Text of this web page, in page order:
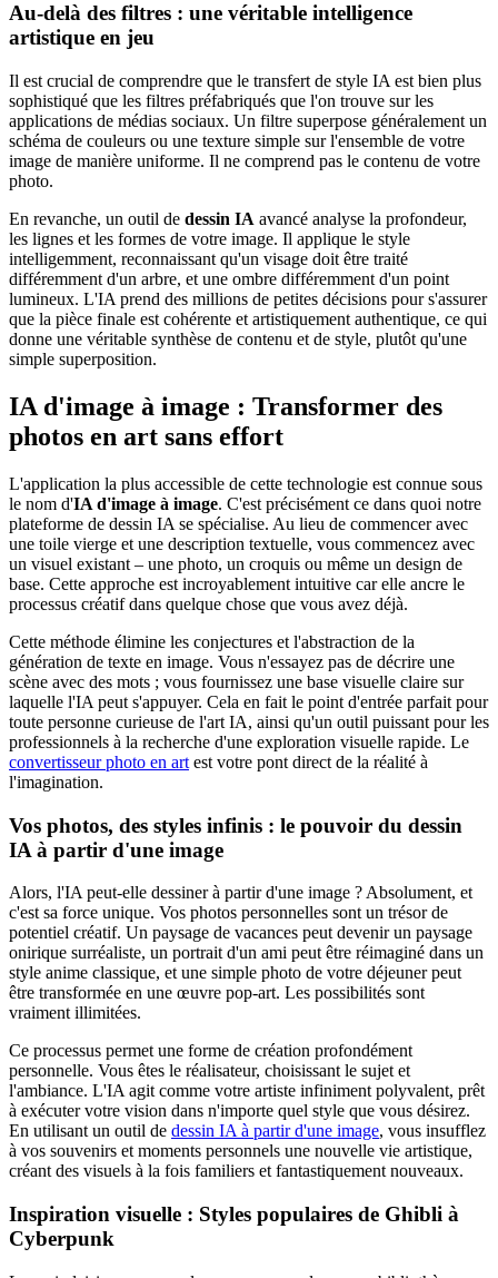
Au-delà des filtres : une véritable intelligence
artistique en jeu
Il est crucial de comprendre que le transfert de style IA est bien plus
sophistiqué que les filtres préfabriqués que l'on trouve sur les
applications de médias sociaux. Un filtre superpose généralement un
schéma de couleurs ou une texture simple sur l'ensemble de votre
image de manière uniforme. Il ne comprend pas le contenu de votre
photo.
En revanche, un outil de dessin IA avancé analyse la profondeur,
les lignes et les formes de votre image. Il applique le style
intelligemment, reconnaissant qu'un visage doit être traité
différemment d'un arbre, et une ombre différemment d'un point
lumineux. L'IA prend des millions de petites décisions pour s'assurer
que la pièce finale est cohérente et artistiquement authentique, ce qui
donne une véritable synthèse de contenu et de style, plutôt qu'une
simple superposition.
IA d'image à image : Transformer des
photos en art sans effort
L'application la plus accessible de cette technologie est connue sous
le nom d'IA d'image à image. C'est précisément ce dans quoi notre
plateforme de dessin IA se spécialise. Au lieu de commencer avec
une toile vierge et une description textuelle, vous commencez avec
un visuel existant – une photo, un croquis ou même un design de
base. Cette approche est incroyablement intuitive car elle ancre le
processus créatif dans quelque chose que vous avez déjà.
Cette méthode élimine les conjectures et l'abstraction de la
génération de texte en image. Vous n'essayez pas de décrire une
scène avec des mots ; vous fournissez une base visuelle claire sur
laquelle l'IA peut s'appuyer. Cela en fait le point d'entrée parfait pour
toute personne curieuse de l'art IA, ainsi qu'un outil puissant pour les
professionnels à la recherche d'une exploration visuelle rapide. Le
convertisseur photo en art est votre pont direct de la réalité à
l'imagination.
Vos photos, des styles infinis : le pouvoir du dessin
IA à partir d'une image
Alors, l'IA peut-elle dessiner à partir d'une image ? Absolument, et
c'est sa force unique. Vos photos personnelles sont un trésor de
potentiel créatif. Un paysage de vacances peut devenir un paysage
onirique surréaliste, un portrait d'un ami peut être réimaginé dans un
style anime classique, et une simple photo de votre déjeuner peut
être transformée en une œuvre pop-art. Les possibilités sont
vraiment illimitées.
Ce processus permet une forme de création profondément
personnelle. Vous êtes le réalisateur, choisissant le sujet et
l'ambiance. L'IA agit comme votre artiste infiniment polyvalent, prêt
à exécuter votre vision dans n'importe quel style que vous désirez.
En utilisant un outil de dessin IA à partir d'une image, vous insufflez
à vos souvenirs et moments personnels une nouvelle vie artistique,
créant des visuels à la fois familiers et fantastiquement nouveaux.
Inspiration visuelle : Styles populaires de Ghibli à
Cyberpunk